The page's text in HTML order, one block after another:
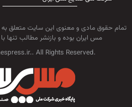
تمام حقوق مادی و معنوی این سایت متعلق
مس ایران بوده و بازنشر مطالب تنها
All Rights Reserved.